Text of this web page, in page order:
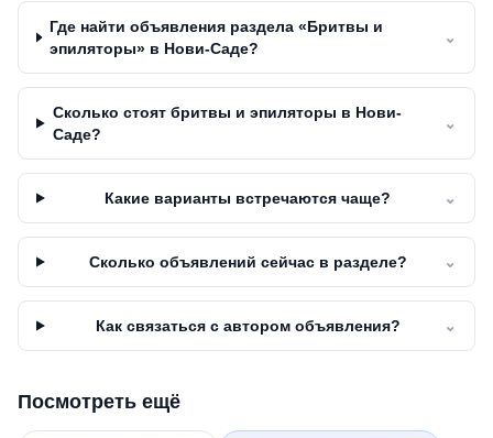
Где найти объявления раздела «Бритвы и
эпиляторы» в Нови-Саде?
⌄
Сколько стоят бритвы и эпиляторы в Нови-
Саде?
⌄
Какие варианты встречаются чаще? ⌄
Сколько объявлений сейчас в разделе? ⌄
Как связаться с автором объявления? ⌄
Посмотреть ещё